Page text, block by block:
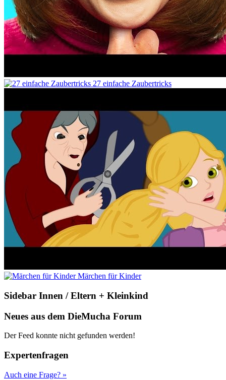
27 einfache Zaubertricks
Märchen für Kinder
Sidebar Innen / Eltern + Kleinkind
Neues aus dem DieMucha Forum
Der Feed konnte nicht gefunden werden!
Expertenfragen
Auch eine Frage? »